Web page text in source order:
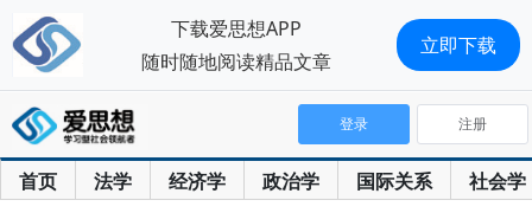
首页 法学 经济学 政治学 国际关系 社会学
登录 注册
下载爱思想APP
随时随地阅读精品文章
立即下载